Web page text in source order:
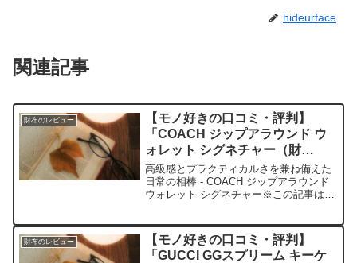
hideurface
関連記事
財布のレビュー
【モノ好きの口コミ・評判】
「COACH ジップアラウンド ウ
ォレット シグネチャー（財
布）」を実際に使ってみた正直感
想
高級感とプラクティカルさを兼ね備えた
日常の相棒 - COACH ジップアラウンド
ウォレット シグネチャー※この記事は
れた各商品・サービスへの口コミ今日、
編集部が紹介し...
財布のレビュー
【モノ好きの口コミ・評判】
「GUCCI GGスプリーム キーケ